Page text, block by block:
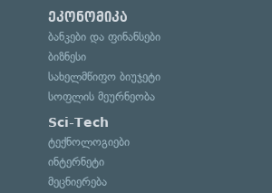
ეკონომიკა
ბანკები და ფინანსები
ბიზნესი
სახელმწიფო ბიუჯეტი
სოფლის მეურნეობა
Sci-Tech
ტექნოლოგიები
ინტერნეტი
მეცნიერება